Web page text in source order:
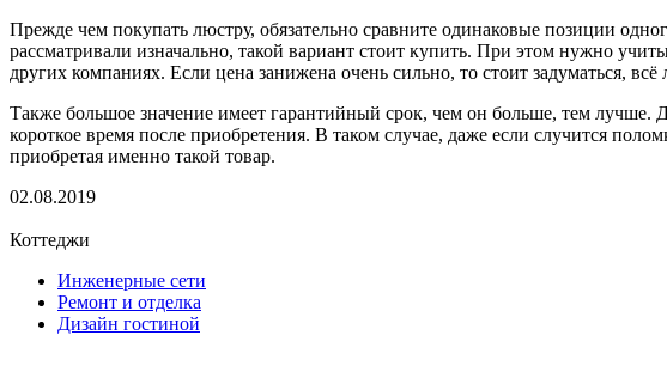
Прежде чем покупать люстру, обязательно сравните одинаковые позиции
рассматривали изначально, такой вариант стоит купить. При этом нужно
других компаниях. Если цена занижена очень сильно, то стоит задуматься,
Также большое значение имеет гарантийный срок, чем он больше, тем лучше.
короткое время после приобретения. В таком случае, даже если случится
приобретая именно такой товар.
02.08.2019
Коттеджи
Инженерные сети
Ремонт и отделка
Дизайн гостиной